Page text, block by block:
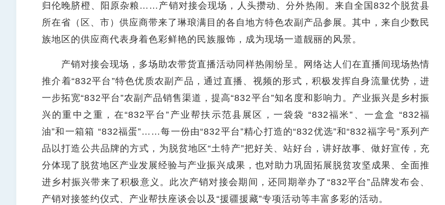
归伦晚脐橙、阳原杂粮……产销对接会现场，人头攒动、分外热闹。来自全国832个脱贫县
所在省（区、市）供应商带来了琳琅满目的各自地方特色农副产品参展。其中，来自少数民
族地区的供应商代表身着色彩鲜艳的民族服饰，成为现场一道靓丽的风景。
产销对接会现场，多场助农带货直播活动同样热闹纷呈。网络达人们在直播间现场热情
推介着“832平台”特色优质农副产品，通过直播、视频的形式，积极发挥自身流量优势，进
一步拓宽“832平台”农副产品销售渠道，提高“832平台”知名度和影响力。产业振兴是乡村振
兴的重中之重，在“832平台”产业帮扶示范县展区，一袋袋 “832福米”、一盒盒 “832福
油”和一箱箱 “832福蛋”……每一份由“832平台”精心打造的“832优选”和“832福字号”系列产
品以打造公共品牌的方式，为脱贫地区“土特产”把好关、站好台，讲好故事、做好宣传，充
分体现了脱贫地区产业发展经验与产业振兴成果，也对助力巩固拓展脱贫攻坚成果、全面推
进乡村振兴带来了积极意义。此次产销对接会期间，还同期举办了“832平台”品牌发布会、
产销对接签约仪式、产业帮扶座谈会以及“援疆援藏”专项活动等丰富多彩的活动。